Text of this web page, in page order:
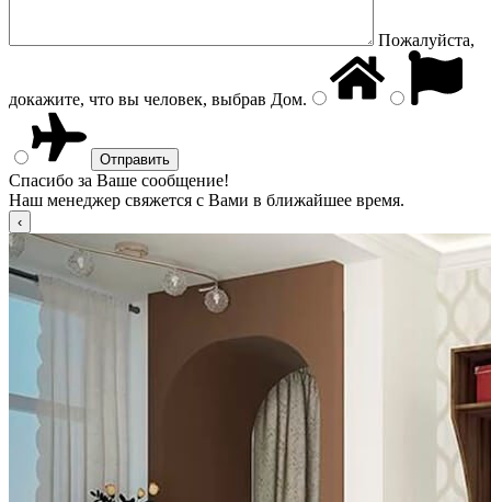
Пожалуйста,
докажите, что вы человек, выбрав Дом.
Спасибо за Ваше сообщение!
Наш менеджер свяжется с Вами в ближайшее время.